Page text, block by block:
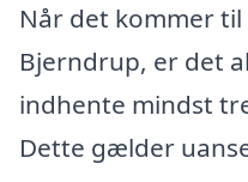
Når det kommer
Bjerndrup, er det
indhente mindst
Dette gælder